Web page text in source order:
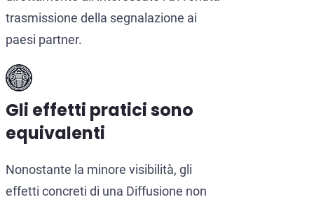
trasmissione della segnalazione ai
paesi partner.
Gli effetti pratici sono
equivalenti
Nonostante la minore visibilità, gli
effetti concreti di una Diffusione non